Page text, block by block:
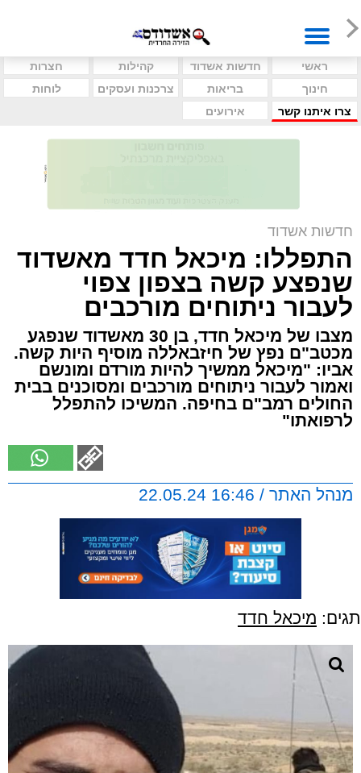
ראשי חדשות אשדוד קהילות
חצרות
חינוך
בריאות צרכנות ועסקים
לוחות
צרו איתנו קשר
אירועים
חדשות אשדוד
התפללו: מיכאל חדד מאשדוד
שנפצע קשה בצפון צפוי
לעבור ניתוחים מורכבים
מצבו של מיכאל חדד, בן 30 מאשדוד שנפגע
מכטב"ם נפץ של חיזבאללה מוסיף היות קשה.
אביו: "מיכאל ממשיך להיות מורדם ומונשם
ואמור לעבור ניתוחים מורכבים ומסוכנים בבית
החולים רמב"ם בחיפה. המשיכו להתפלל
לרפואתו"
מנהל האתר / 16:46 22.05.24
תגים: מיכאל חדד